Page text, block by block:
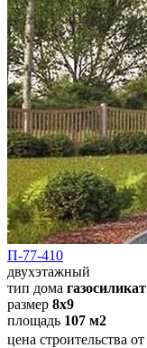
П-77-410
двухэтажный
тип дома газосиликат
размер 8х9
площадь 107 м2
цена строительства от